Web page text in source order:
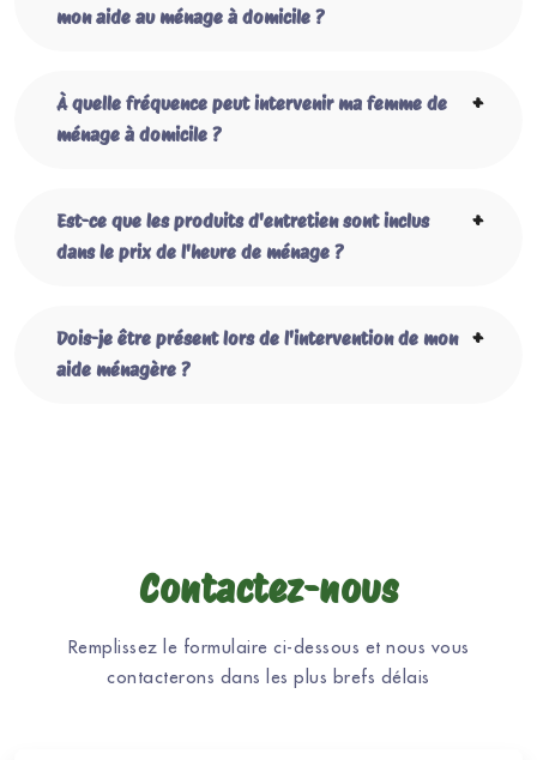
mon aide au ménage à domicile ?
À quelle fréquence peut intervenir ma femme de
ménage à domicile ?
Est-ce que les produits d'entretien sont inclus
dans le prix de l'heure de ménage ?
Dois-je être présent lors de l'intervention de mon
aide ménagère ?
Contactez-nous
Remplissez le formulaire ci-dessous et nous vous
contacterons dans les plus brefs délais